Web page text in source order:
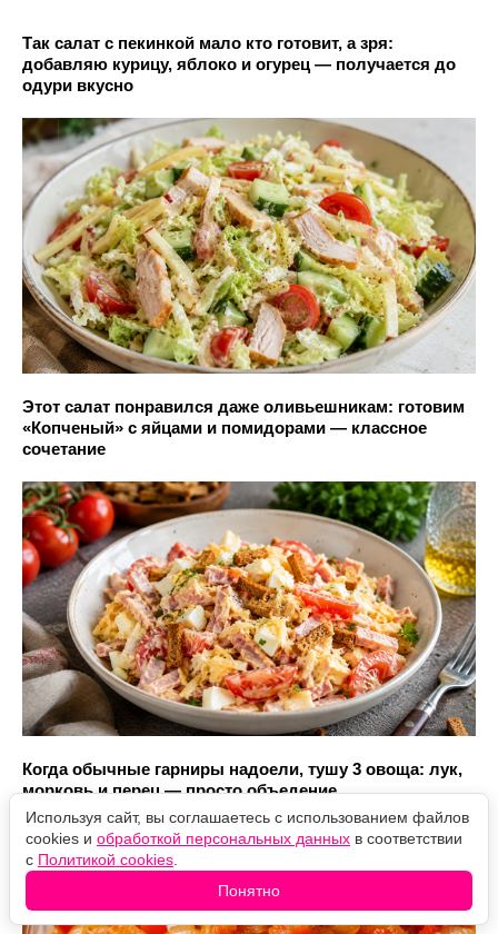
Так салат с пекинкой мало кто готовит, а зря:
добавляю курицу, яблоко и огурец — получается до
одури вкусно
Этот салат понравился даже оливьешникам: готовим
«Копченый» с яйцами и помидорами — классное
сочетание
Когда обычные гарниры надоели, тушу 3 овоща: лук,
морковь и перец — просто объедение
Используя сайт, вы соглашаетесь с использованием файлов
cookies и обработкой персональных данных в соответствии
с Политикой cookies
Понятно